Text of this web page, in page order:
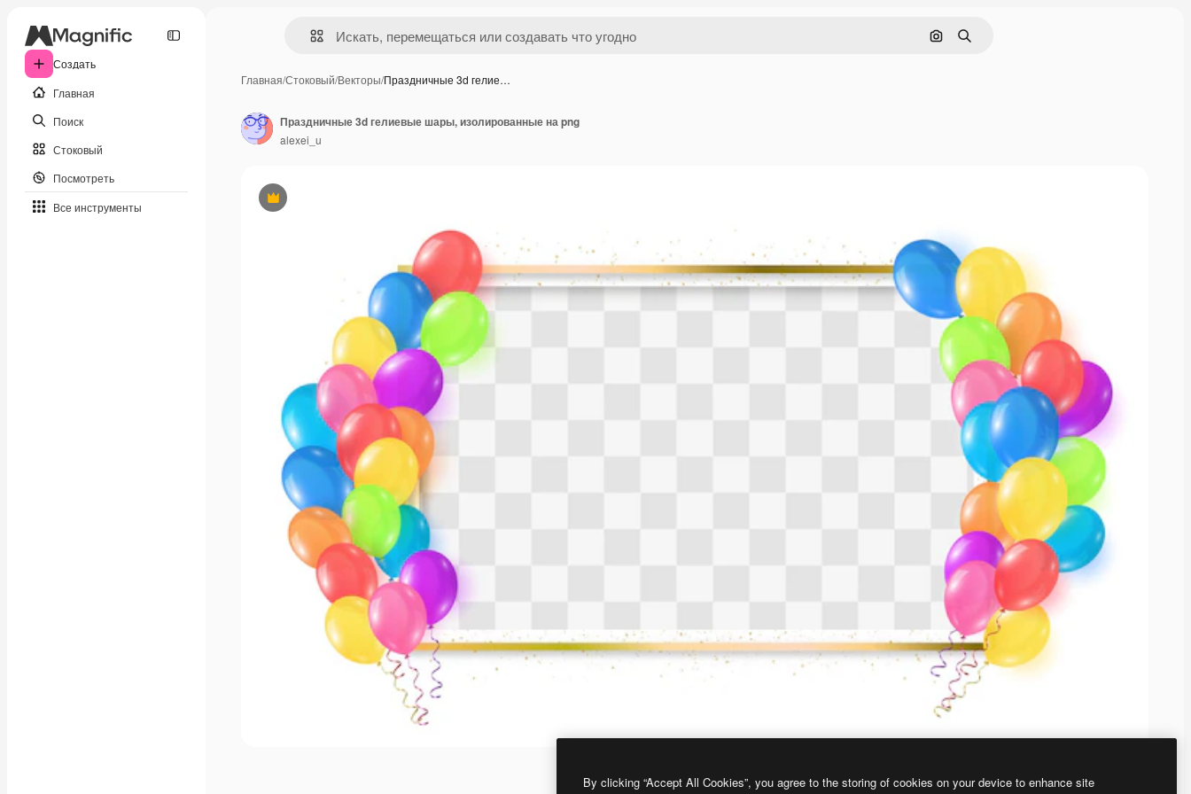
Создать
Главная
Поиск
Стоковый
Посмотреть
Все инструменты
Поиск по изображению
Поиск
Главная/Стоковый/Векторы/Праздничные 3d гелие…
Премиум
Праздничные 3d гелиевые шары, изолированные на png
alexei_u
By clicking “Accept All Cookies”, you agree to the storing of cookies on your device to enhance site